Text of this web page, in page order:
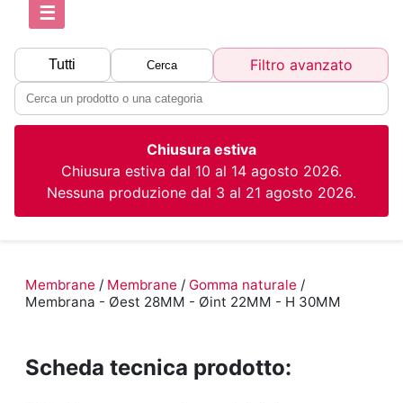
☰
Tutti Cerca Filtro avanzato
Chiusura estiva
Chiusura estiva dal 10 al 14 agosto 2026.
Nessuna produzione dal 3 al 21 agosto 2026.
Membrane / Membrane / Gomma naturale /
Membrana - Øest 28MM - Øint 22MM - H 30MM
Scheda tecnica prodotto: